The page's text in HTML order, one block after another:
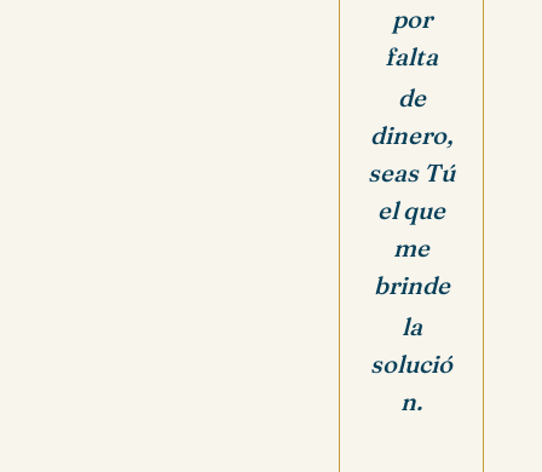
por
falta
de
dinero,
seas Tú
el que
me
brinde
la
solució
n.